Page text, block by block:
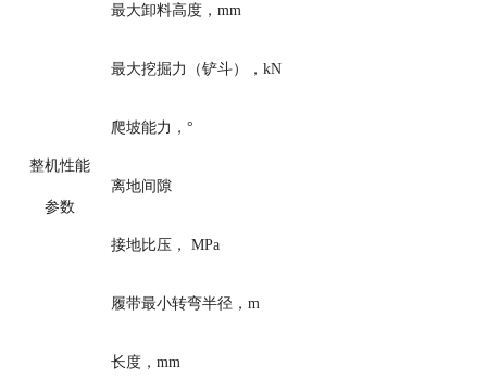
最大卸料高度， mm
整机性能
参数
最大挖掘力（铲斗）， kN
爬坡能力，°
离地间隙
接地比压， MPa
履带最小转弯半径，m
长度， mm